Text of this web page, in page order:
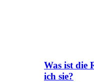
Was ist die
ich sie?